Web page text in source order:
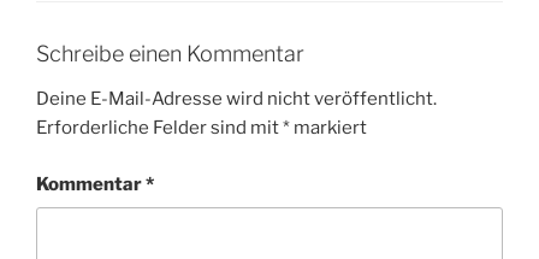
Schreibe einen Kommentar
Deine E-Mail-Adresse wird nicht veröffentlicht.
Erforderliche Felder sind mit* markiert
Kommentar*